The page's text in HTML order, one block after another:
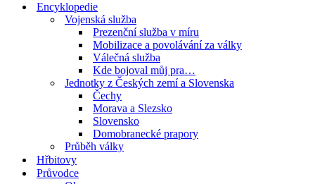
Encyklopedie
Vojenská služba
Prezenční služba v míru
Mobilizace a povolávání za války
Válečná služba
Kde bojoval můj pra…
Jednotky z Českých zemí a Slovenska
Čechy
Morava a Slezsko
Slovensko
Domobranecké prapory
Průběh války
Hřbitovy
Průvodce